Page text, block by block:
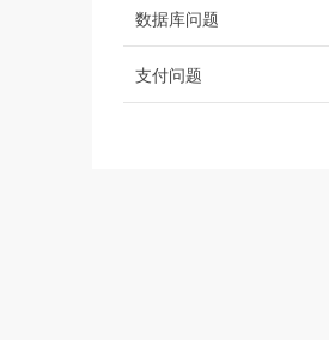
数据库问题
支付问题